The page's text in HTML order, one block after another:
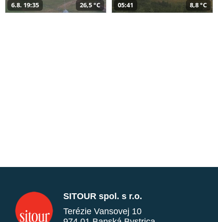
6.8. 19:35 26,5 °C 05:41 8,8 °C
SITOUR spol. s r.o.
Terézie Vansovej 10